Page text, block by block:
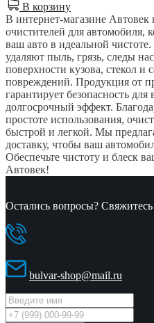
В корзину
В интернет-магазине
очистителей для автомобиля,
ваш авто в идеальной
удаляют пыль, грязь, следы
поверхности кузова, стекол и
повреждений. Продукция от
гарантирует безопасность
долгосрочный эффект.
простоте использования,
быстрой и легкой. Мы
доставку, чтобы ваш
Обеспечьте чистоту и блеск
Автовек!
Остались вопросы?
bulvar-shop@mail.ru